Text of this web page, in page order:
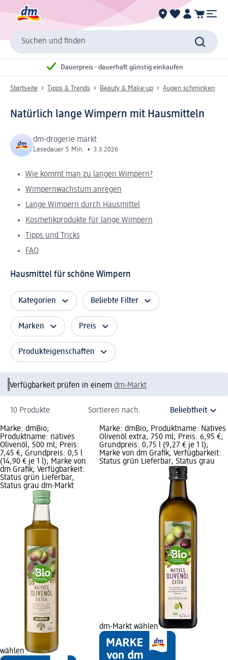
Suchen und finden
Dauerpreis - dauerhaft günstig einkaufen
Startseite Tipps & Trends Beauty & Make-up Augen schminken
Natürlich lange Wimpern mit Hausmitteln
dm-drogerie markt
Lesedauer 5 Min. • 3.3.2026
Wie kommt man zu langen Wimpern?
Wimpernwachstum anregen
Lange Wimpern durch Hausmittel
Kosmetikprodukte für lange Wimpern
Tipps und Tricks
FAQ
Hausmittel für schöne Wimpern
Kategorien Beliebte Filter
Marken Preis
Produkteigenschaften
Verfügbarkeit prüfen in einem dm-Markt
10 Produkte Sortieren nach:
Marke: dmBio;
Produktname: natives
Olivenöl, 500 ml; Preis:
7,45 €; Grundpreis: 0,5 l
(14,90 € je 1 l); Marke von
dm Grafik; Verfügbarkeit:
Status grün Lieferbar,
Status grau dm-Markt
wählen
Marke: dmBio; Produktname: Natives
Olivenöl extra, 750 ml; Preis: 6,95 €;
Grundpreis: 0,75 l (9,27 € je 1 l);
Marke von dm Grafik; Verfügbarkeit:
Status grün Lieferbar, Status grau
dm-Markt wählen